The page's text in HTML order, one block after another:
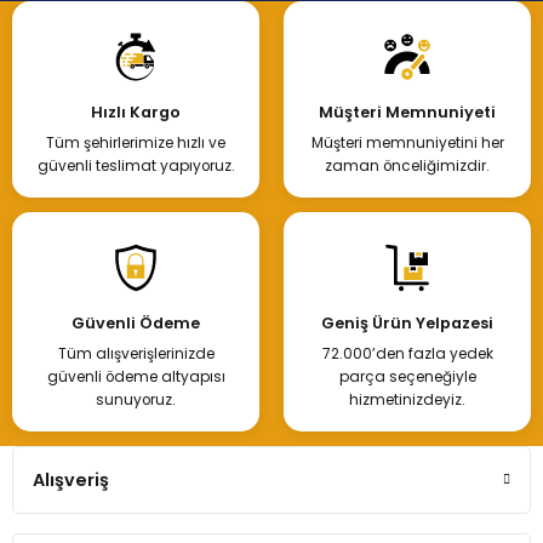
Hızlı Kargo
Tüm şehirlerimize hızlı ve
güvenli teslimat yapıyoruz.
Müşteri Memnuniyeti
Müşteri memnuniyetini her
zaman önceliğimizdir.
Güvenli Ödeme
Tüm alışverişlerinizde
güvenli ödeme altyapısı
sunuyoruz.
Geniş Ürün Yelpazesi
72.000’den fazla yedek
parça seçeneğiyle
hizmetinizdeyiz.
Alışveriş